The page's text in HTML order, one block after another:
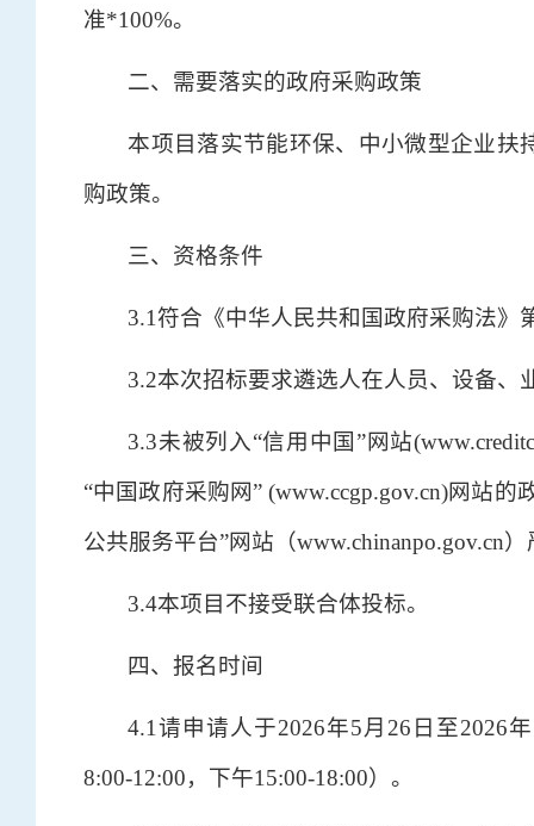
准*100%。
二、需要落实的政府采购政策
本项目落实节能环保、中小微型企业扶
购政策。
三、资格条件
3.1符合《中华人民共和国政府采购法》
3.2本次招标要求遴选人在人员、设备
3.3未被列入“信用中国”网站
“中国政府采购网” (www.ccgp.gov.cn)网站
公共服务平台”网站（www.chinanpo.gov.cn
3.4本项目不接受联合体投标。
四、报名时间
4.1请申请人于2026年5月26日至2026
8:00-12:00，下午15:00-18:00）。